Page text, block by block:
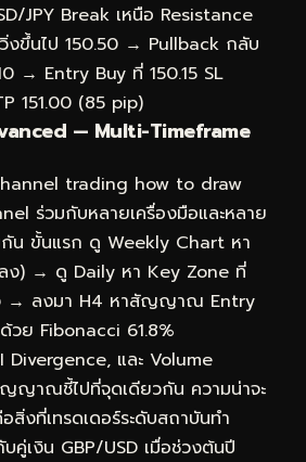
JPY Break เหนือ Resistance
งขึ้นไป 150.50 → Pullback กลับ
→ Entry Buy ที่ 150.15 SL
151.00 (85 pip)
— Multi-Timeframe
trading how to draw
ร่วมกับหลายเครื่องมือและหลาย
น ขั้นแรก ดู Weekly Chart หา
ง) → ดู Daily หา Key Zone ที่
ง → ลงมา H4 หาสัญญาณ Entry
วย Fibonacci 61.8%
Divergence, และ Volume
ญาณชี้ไปที่จุดเดียวกัน ความน่าจะ
สิ่งที่เทรดเดอร์ระดับสถาบันทำ
คู่เงิน GBP/USD เมื่อช่วงต้นปี